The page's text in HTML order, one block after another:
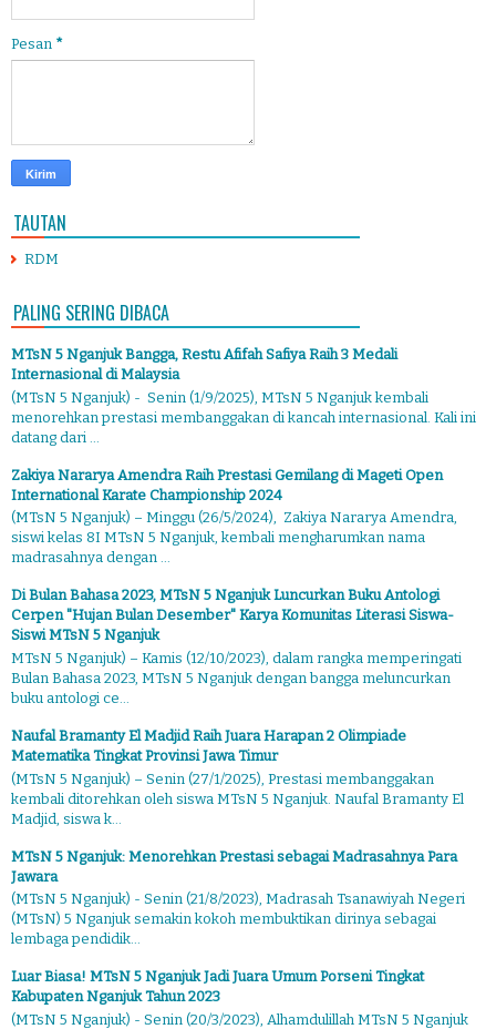
Pesan *
TAUTAN
RDM
PALING SERING DIBACA
MTsN 5 Nganjuk Bangga, Restu Afifah Safiya Raih 3 Medali
Internasional di Malaysia
(MTsN 5 Nganjuk) - Senin (1/9/2025), MTsN 5 Nganjuk kembali
menorehkan prestasi membanggakan di kancah internasional. Kali ini
datang dari ...
Zakiya Nararya Amendra Raih Prestasi Gemilang di Mageti Open
International Karate Championship 2024
(MTsN 5 Nganjuk) – Minggu (26/5/2024), Zakiya Nararya Amendra,
siswi kelas 8I MTsN 5 Nganjuk, kembali mengharumkan nama
madrasahnya dengan ...
Di Bulan Bahasa 2023, MTsN 5 Nganjuk Luncurkan Buku Antologi
Cerpen "Hujan Bulan Desember" Karya Komunitas Literasi Siswa-
Siswi MTsN 5 Nganjuk
MTsN 5 Nganjuk) – Kamis (12/10/2023), dalam rangka memperingati
Bulan Bahasa 2023, MTsN 5 Nganjuk dengan bangga meluncurkan
buku antologi ce...
Naufal Bramanty El Madjid Raih Juara Harapan 2 Olimpiade
Matematika Tingkat Provinsi Jawa Timur
(MTsN 5 Nganjuk) – Senin (27/1/2025), Prestasi membanggakan
kembali ditorehkan oleh siswa MTsN 5 Nganjuk. Naufal Bramanty El
Madjid, siswa k...
MTsN 5 Nganjuk: Menorehkan Prestasi sebagai Madrasahnya Para
Jawara
(MTsN 5 Nganjuk) - Senin (21/8/2023), Madrasah Tsanawiyah Negeri
(MTsN) 5 Nganjuk semakin kokoh membuktikan dirinya sebagai
lembaga pendidik...
Luar Biasa! MTsN 5 Nganjuk Jadi Juara Umum Porseni Tingkat
Kabupaten Nganjuk Tahun 2023
(MTsN 5 Nganjuk) - Senin (20/3/2023), Alhamdulillah MTsN 5 Nganjuk